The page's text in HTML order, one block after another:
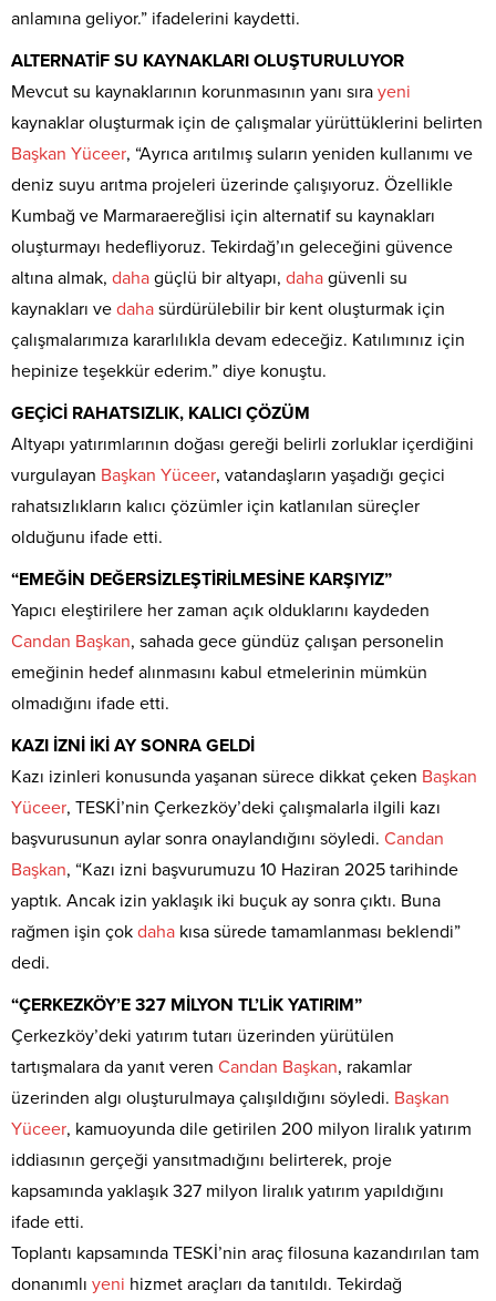
anlamına geliyor.” ifadelerini kaydetti.
ALTERNATİF SU KAYNAKLARI OLUŞTURULUYOR
Mevcut su kaynaklarının korunmasının yanı sıra yeni
kaynaklar oluşturmak için de çalışmalar yürüttüklerini belirten
Başkan Yüceer, “Ayrıca arıtılmış suların yeniden kullanımı ve
deniz suyu arıtma projeleri üzerinde çalışıyoruz. Özellikle
Kumbağ ve Marmaraereğlisi için alternatif su kaynakları
oluşturmayı hedefliyoruz. Tekirdağ’ın geleceğini güvence
altına almak, daha güçlü bir altyapı, daha güvenli su
kaynakları ve daha sürdürülebilir bir kent oluşturmak için
çalışmalarımıza kararlılıkla devam edeceğiz. Katılımınız için
hepinize teşekkür ederim.” diye konuştu.
GEÇİCİ RAHATSIZLIK, KALICI ÇÖZÜM
Altyapı yatırımlarının doğası gereği belirli zorluklar içerdiğini
vurgulayan Başkan Yüceer, vatandaşların yaşadığı geçici
rahatsızlıkların kalıcı çözümler için katlanılan süreçler
olduğunu ifade etti.
“EMEĞİN DEĞERSİZLEŞTİRİLMESİNE KARŞIYIZ”
Yapıcı eleştirilere her zaman açık olduklarını kaydeden
Candan Başkan, sahada gece gündüz çalışan personelin
emeğinin hedef alınmasını kabul etmelerinin mümkün
olmadığını ifade etti.
KAZI İZNİ İKİ AY SONRA GELDİ
Kazı izinleri konusunda yaşanan sürece dikkat çeken Başkan
Yüceer, TESKİ’nin Çerkezköy’deki çalışmalarla ilgili kazı
başvurusunun aylar sonra onaylandığını söyledi. Candan
Başkan, “Kazı izni başvurumuzu 10 Haziran 2025 tarihinde
yaptık. Ancak izin yaklaşık iki buçuk ay sonra çıktı. Buna
rağmen işin çok daha kısa sürede tamamlanması beklendi”
dedi.
“ÇERKEZKÖY’E 327 MİLYON TL’LİK YATIRIM”
Çerkezköy’deki yatırım tutarı üzerinden yürütülen
tartışmalara da yanıt veren Candan Başkan, rakamlar
üzerinden algı oluşturulmaya çalışıldığını söyledi. Başkan
Yüceer, kamuoyunda dile getirilen 200 milyon liralık yatırım
iddiasının gerçeği yansıtmadığını belirterek, proje
kapsamında yaklaşık 327 milyon liralık yatırım yapıldığını
ifade etti.
Toplantı kapsamında TESKİ’nin araç filosuna kazandırılan tam
donanımlı yeni hizmet araçları da tanıtıldı. Tekirdağ